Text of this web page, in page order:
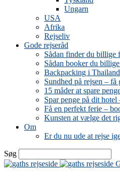
Ungarn
USA
Afrika
Rejseliv
Gode rejseråd
Sådan finder du billige
Sådan booker du
Backpacking i
Sundhed på rejsen – få
15 måder at spare
Spar penge på dit hotel
Få en perfekt ferie –
Kunsten at vælge det
Om
Er du nu ude at rejse
Søg